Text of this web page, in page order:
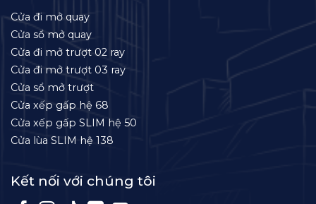
Cửa đi mở quay
Cửa sổ mở quay
Cửa đi mở trượt 02 ray
Cửa đi mở trượt 03 ray
Cửa sổ mở trượt
Cửa xếp gấp hệ 68
Cửa xếp gấp SLIM hệ 50
Cửa lùa SLIM hệ 138
Kết nối với chúng tôi